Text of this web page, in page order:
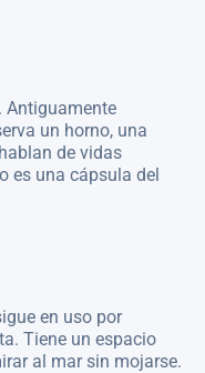
Antiguamente
un horno, una
de vidas
es una cápsula del
en uso por
Tiene un espacio
al mar sin mojarse.